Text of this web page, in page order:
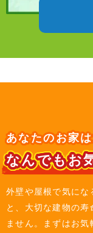
あなたのお家
なんでもお
外壁や屋根で気に
と、大切な建物の
ません。まずはお